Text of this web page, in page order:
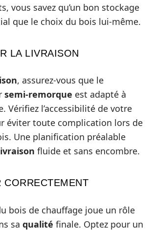
vous savez qu’un bon stockage
que le choix du bois lui-même.
LA LIVRAISON
, assurez-vous que le
semi-remorque est adapté à
Vérifiez l’accessibilité de votre
éviter toute complication lors de
Une planification préalable
fluide et sans encombre.
CORRECTEMENT
bois de chauffage joue un rôle
sa qualité finale. Optez pour un